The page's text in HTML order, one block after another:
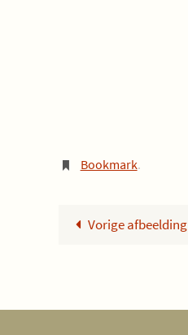
Bookmark.
Vorige afbeelding